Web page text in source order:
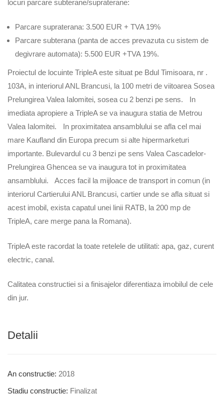
locuri parcare subterane/supraterane:
Parcare supraterana: 3.500 EUR + TVA 19%
Parcare subterana (panta de acces prevazuta cu sistem de
degivrare automata): 5.500 EUR +TVA 19%.
Proiectul de locuinte TripleA este situat pe Bdul Timisoara, nr .
103A, in interiorul ANL Brancusi, la 100 metri de viitoarea Sosea
Prelungirea Valea Ialomitei, sosea cu 2 benzi pe sens. In
imediata apropiere a TripleA se va inaugura statia de Metrou
Valea Ialomitei. In proximitatea ansamblului se afla cel mai
mare Kaufland din Europa precum si alte hipermarketuri
importante. Bulevardul cu 3 benzi pe sens Valea Cascadelor-
Prelungirea Ghencea se va inaugura tot in proximitatea
ansamblului. Acces facil la mijloace de transport in comun (in
interiorul Cartierului ANL Brancusi, cartier unde se afla situat si
acest imobil, exista capatul unei linii RATB, la 200 mp de
TripleA, care merge pana la Romana).
TripleA este racordat la toate retelele de utilitati: apa, gaz, curent
electric, canal.
Calitatea constructiei si a finisajelor diferentiaza imobilul de cele
din jur.
Detalii
An constructie: 2018
Stadiu constructie: Finalizat